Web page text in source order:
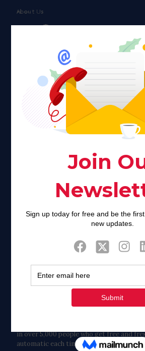
About Us
Faith plays a major role in the lives of
find faith to be a connection to a
creator. Unfortunately for many
faith communities can turn from a place
of stigma and turmoil.
Twitter
Tweets by FaithAIDSDay
in over 5,000 people who get free and
automatic each time we publish.